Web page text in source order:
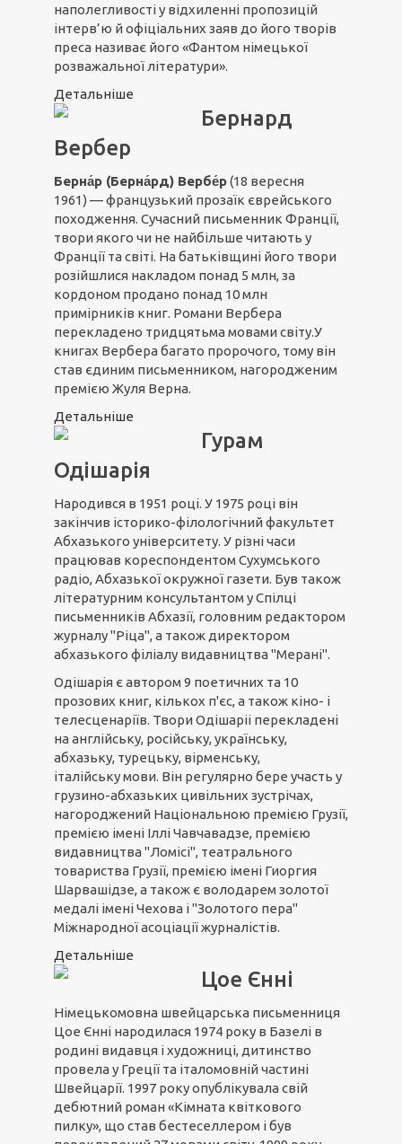
наполегливості у відхиленні пропозицій
інтерв’ю й офіціальних заяв до його творів
преса називає його «Фантом німецької
розважальної літератури».
Детальніше
Бернард
Вербер
Берна́р (Берна́рд) Вербе́р(18 вересня
1961) — французький прозаїк єврейського
походження. Сучасний письменник Франції,
твори якого чи не найбільше читають у
Франції та світі. На батьківщині його твори
розійшлися накладом понад 5 млн, за
кордоном продано понад 10 млн
примірників книг. Романи Вербера
перекладено тридцятьма мовами світу.У
книгах Вербера багато пророчого, тому він
став єдиним письменником, нагородженим
премією Жуля Верна.
Детальніше
Гурам
Одішарія
Народився в 1951 році. У 1975 році він
закінчив історико-філологічний факультет
Абхазького університету. У різні часи
працював кореспондентом Сухумського
радіо, Абхазької окружної газети. Був також
літературним консультантом у Спілці
письменників Абхазії, головним редактором
журналу "Ріца", а також директором
абхазького філіалу видавництва "Мерані".
Одішарія є автором 9 поетичних та 10
прозових книг, кількох п'єс, а також кіно- і
телесценаріїв. Твори Одішаріі перекладені
на англійську, російську, українську,
абхазьку, турецьку, вірменську,
італійську мови. Він регулярно бере участь у
грузино-абхазьких цивільних зустрічах,
нагороджений Національною премією Грузії,
премією імені Іллі Чавчавадзе, премією
видавництва "Ломісі", театрального
товариства Грузії, премією імені Гиоргия
Шарвашідзе, а також є володарем золотої
медалі імені Чехова і "Золотого пера"
Міжнародної асоціації журналістів.
Детальніше
Цое Єнні
Німецькомовна швейцарська письменниця
Цое Єнні народилася 1974 року в Базелі в
родині видавця і художниці, дитинство
провела у Греції та італомовній частині
Швейцарії. 1997 року опублікувала свій
дебютний роман «Кімната квіткового
пилку», що став бестеселлером і був